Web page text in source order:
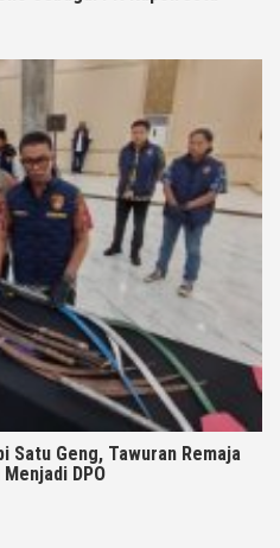
Satu Geng, Tawuran Remaja
DPO